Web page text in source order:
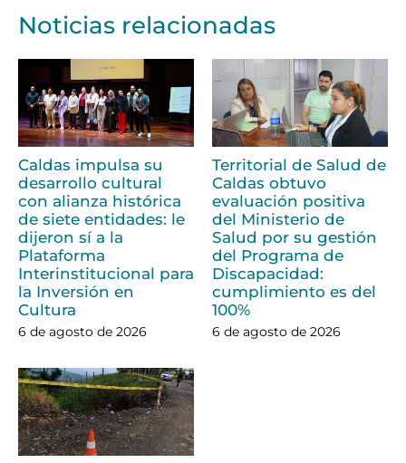
Noticias relacionadas
Caldas impulsa su
desarrollo cultural
con alianza histórica
de siete entidades: le
dijeron sí a la
Plataforma
Interinstitucional para
la Inversión en
Cultura
6 de agosto de 2026
Territorial de Salud de
Caldas obtuvo
evaluación positiva
del Ministerio de
Salud por su gestión
del Programa de
Discapacidad:
cumplimiento es del
100%
6 de agosto de 2026